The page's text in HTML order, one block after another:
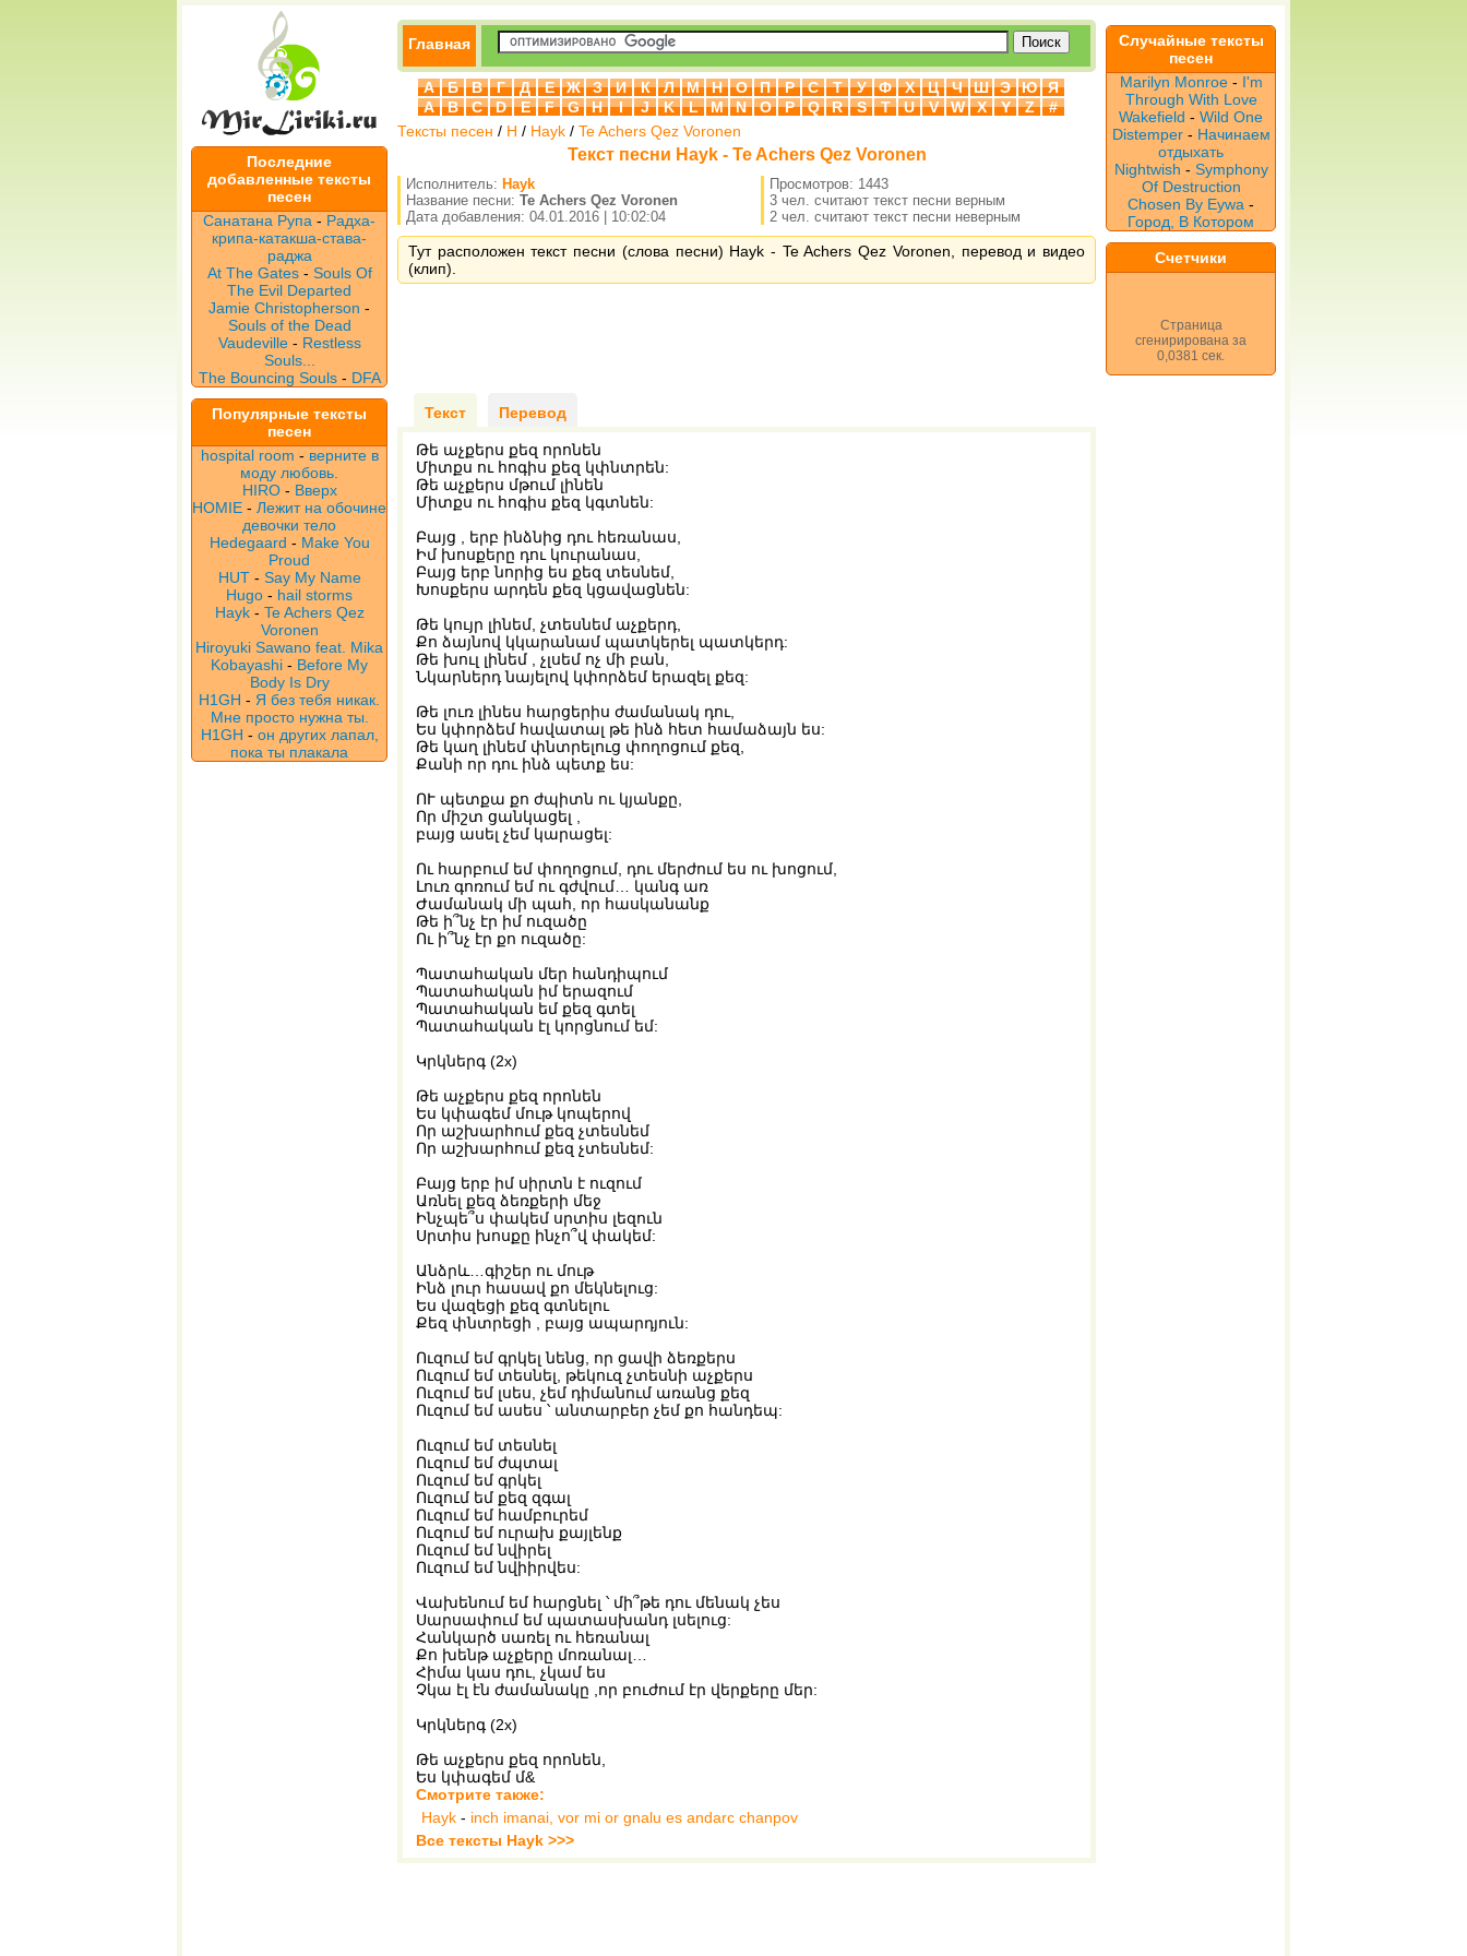
Последние
добавленные тексты
песен
Санатана Рупа - Радха-
крипа-катакша-става-
раджа
At The Gates- Souls Of
The Evil Departed
Jamie Christopherson -
Souls of the Dead
Vaudeville - Restless
Souls...
The Bouncing Souls- DFA
Популярные тексты
песен
hospital room - верните в
моду любовь.
HIRO- Вверх
HOMIE - Лежит на обочине
девочки тело
Hedegaard - Make You
Proud
HUT- Say My Name
Hugo - hail storms
Hayk- Te Achers Qez
Voronen
Hiroyuki Sawano feat. Mika
Kobayashi - Before My
Body Is Dry
H1GH - Я без тебя никак.
Мне просто нужна ты.
H1GH - он других лапал,
пока ты плакала
Главная
А Б В Г Д Е Ж З И К Л М Н О П Р С Т У Ф Х Ц Ч Ш Э Ю
Я
A
B C D E F G H I J K L M N O P Q R S T U V W X Y Z
#
Тексты песен / H / Hayk / Te Achers Qez Voronen
Текст песни Hayk - Te Achers Qez Voronen
Исполнитель: Hayk
Название песни: Te Achers Qez Voronen
Дата добавления: 04.01.2016 | 10:02:04
Просмотров: 1443
3 чел. считают текст песни верным
2 чел. считают текст песни неверным
Тут расположен текст песни (слова песни) Hayk - Te Achers Qez Voronen, перевод и видео
(клип).
Текст Перевод
Թե աչքերս քեզ որոնեն
Միտքս ու հոգիս քեզ կփնտրեն:
Թե աչքերս մթում լինեն
Միտքս ու հոգիս քեզ կգտնեն:
Բայց , երբ ինձնից դու հեռանաս,
Իմ խոսքերը դու կուրանաս,
Բայց երբ նորից ես քեզ տեսնեմ,
Խոսքերս արդեն քեզ կցավացնեն:
Թե կույր լինեմ, չտեսնեմ աչքերդ,
Քո ձայնով կկարանամ պատկերել պատկերդ:
Թե խուլ լինեմ , չլսեմ ոչ մի բան,
Նկարներդ նայելով կփորձեմ երազել քեզ:
Թե լուռ լինես հարցերիս ժամանակ դու,
Ես կփորձեմ հավատալ թե ինձ հետ համաձայն ես:
Թե կաղ լինեմ փնտրելուց փողոցում քեզ,
Քանի որ դու ինձ պետք ես:
ՈՒ պետքա քո ժպիտն ու կյանքը,
Որ միշտ ցանկացել ,
բայց ասել չեմ կարացել:
Ու հարբում եմ փողոցում, դու մերժում ես ու խոցում,
Լուռ գոռում եմ ու գժվում… կանգ առ
Ժամանակ մի պահ, որ հասկանանք
Թե ի՞նչ էր իմ ուզածը
Ու ի՞նչ էր քո ուզածը:
Պատահական մեր հանդիպում
Պատահական իմ երազում
Պատահական եմ քեզ գտել
Պատահական էլ կորցնում եմ:
Կրկներգ (2x)
Թե աչքերս քեզ որոնեն
Ես կփագեմ մութ կոպերով
Որ աշխարհում քեզ չտեսնեմ
Որ աշխարհում քեզ չտեսնեմ:
Բայց երբ իմ սիրտն է ուզում
Առնել քեզ ձեռքերի մեջ
Ինչպե՞ս փակեմ սրտիս լեզուն
Սրտիս խոսքը ինչո՞վ փակեմ:
Անձրև…գիշեր ու մութ
Ինձ լուր հասավ քո մեկնելուց:
Ես վազեցի քեզ գտնելու
Քեզ փնտրեցի , բայց ապարդյուն:
Ուզում եմ գրկել նենց, որ ցավի ձեռքերս
Ուզում եմ տեսնել, թեկուզ չտեսնի աչքերս
Ուզում եմ լսես, չեմ դիմանում առանց քեզ
Ուզում եմ ասես ՝ անտարբեր չեմ քո հանդեպ:
Ուզում եմ տեսնել
Ուզում եմ ժպտալ
Ուզում եմ գրկել
Ուզում եմ քեզ զգալ
Ուզում եմ համբուրեմ
Ուզում եմ ուրախ քայլենք
Ուզում եմ նվիրել
Ուզում եմ նվիիրվես:
Վախենում եմ հարցնել ՝ մի՞թե դու մենակ չես
Սարսափում եմ պատասխանդ լսելուց:
Հանկարծ սառել ու հեռանալ
Քո խենթ աչքերը մոռանալ…
Հիմա կաս դու, չկամ ես
Չկա էլ էն ժամանակը ,որ բուժում էր վերքերը մեր:
Կրկներգ (2x)
Թե աչքերս քեզ որոնեն,
Ես կփագեմ մ&
Смотрите также:
Hayk - inch imanai, vor mi or gnalu es andarc chanpov
Все тексты Hayk >>>
Случайные тексты
песен
Marilyn Monroe- I'm
Through With Love
Wakefield - Wild One
Distemper- Начинаем
отдыхать
Nightwish - Symphony
Of Destruction
Chosen By Eywa -
Город, В Котором
Счетчики
Страница
сгенирирована за
0,0381 сек.